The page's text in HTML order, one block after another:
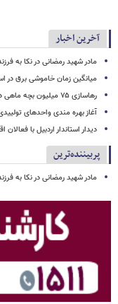
آخرین اخبار
مادر شهید رمضانی در نکا به
میانگین زمان خاموشی برق در
رهاسازی ۷۵ میلیون بچه ماهی در رودخانه های مازندران
آغاز بهره مندی واحدهای
دیدار استاندار اردبیل با
پربیننده‌ترین
مادر شهید رمضانی در نکا به